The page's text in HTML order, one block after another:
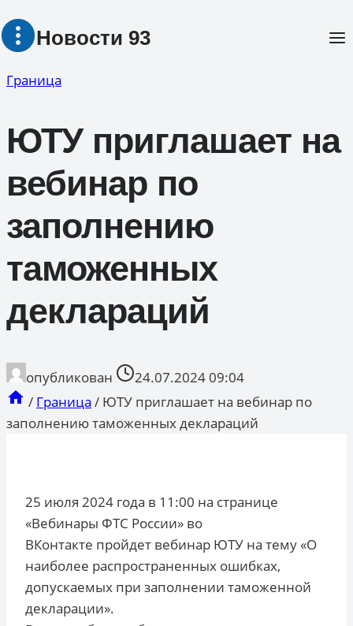
Перейти
Новости 93
Граница
ЮТУ приглашает на
вебинар по
заполнению
таможенных
деклараций
опубликован
24.07.2024 09:04
/ Граница / ЮТУ приглашает на вебинар по
заполнению таможенных деклараций
25 июля 2024 года в 11:00 на странице
«Вебинары ФТС России» во
ВКонтакте пройдет вебинар ЮТУ на тему «О
наиболее распространенных ошибках,
допускаемых при заполнении таможенной
декларации».